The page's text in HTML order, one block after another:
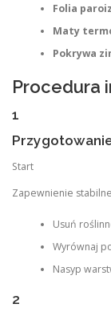
Folia
Maty
Pokrywa
Procedura
1
Start
Zapewnienie
Usuń
Wyrównaj
Nasyp
2